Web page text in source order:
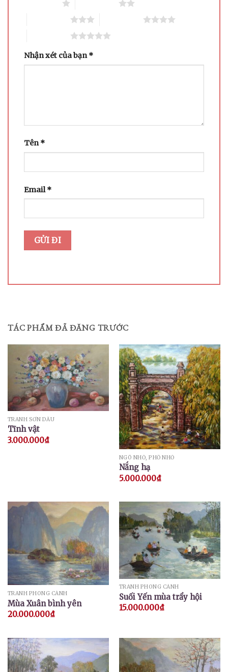
Nhận xét của bạn*
Tên*
Email*
TÁC PHẨM ĐÃ ĐĂNG TRƯỚC
TRANH SƠN DẦU
Tĩnh vật
3.000.000₫
NGÕ NHỎ, PHỐ NHỎ
Nắng hạ
5.000.000₫
TRANH PHONG CẢNH
Mùa Xuân bình yên
20.000.000₫
TRANH PHONG CẢNH
Suối Yến mùa trẩy hội
15.000.000₫